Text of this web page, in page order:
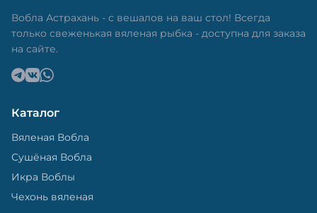
Вобла Астрахань - с вешалов на ваш стол! Всегда
только свеженькая вяленая рыбка - доступна для заказа
на сайте.
Каталог
Вяленая Вобла
Сушёная Вобла
Икра Воблы
Чехонь вяленая